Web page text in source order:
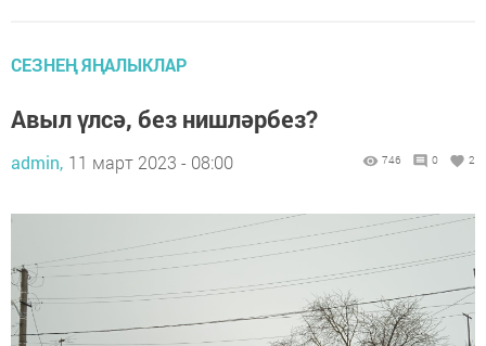
СЕЗНЕҢ ЯҢАЛЫКЛАР
Авыл үлсә, без нишләрбез?
admin, 11 март 2023 - 08:00 746 0 2